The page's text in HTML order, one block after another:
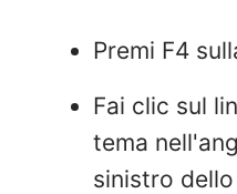
Premi F4
Fai clic sul
tema
sinistro